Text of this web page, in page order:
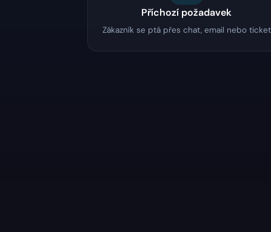
Příchozí požadavek
Zákazník se ptá přes chat, email nebo ticket